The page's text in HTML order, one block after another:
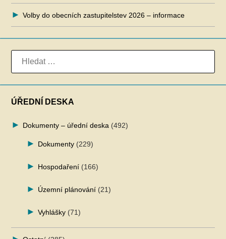
Volby do obecních zastupitelstev 2026 – informace
ÚŘEDNÍ DESKA
Dokumenty – úřední deska (492)
Dokumenty (229)
Hospodaření (166)
Územní plánování (21)
Vyhlášky (71)